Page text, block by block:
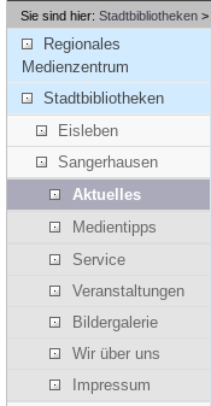
Sie sind hier: Stadtbibliotheken>
Regionales
Medienzentrum
Stadtbibliotheken
Eisleben
Sangerhausen
Aktuelles
Medientipps
Service
Veranstaltungen
Bildergalerie
Wir über uns
Impressum